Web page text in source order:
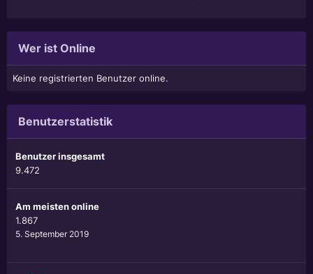
Wer ist Online
Keine registrierten Benutzer online.
Benutzerstatistik
Benutzer insgesamt
9.472
Am meisten online
1.867
5. September 2019